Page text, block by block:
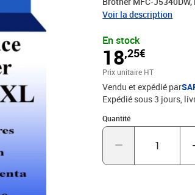
J6940DW - Ce lot
à toutes les normes
Compatible - Encre de
Marque T3AZUR
Voir la description
En stock
18,25€
Prix unitaire HT
Vendu et expédié par
Expédié sous 3 jours
Quantité
Quantité : 1